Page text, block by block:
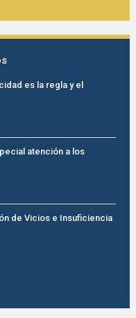
es la regla y el
atención a los
de Vicios e Insuficiencia